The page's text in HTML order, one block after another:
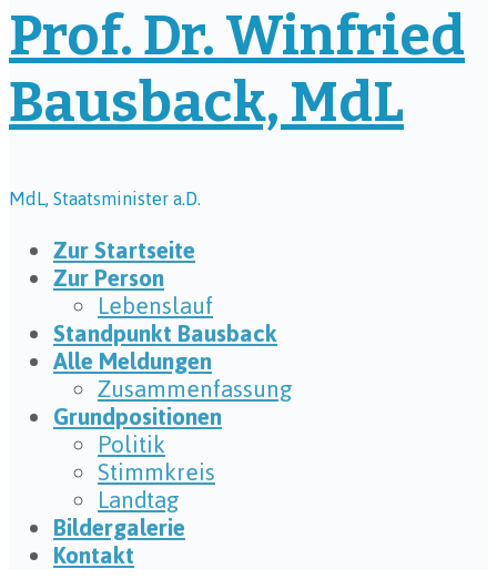
Prof. Dr. Winfried
Bausback, MdL
MdL, Staatsminister a.D.
Zur Startseite
Zur Person
Lebenslauf
Standpunkt Bausback
Alle Meldungen
Zusammenfassung
Grundpositionen
Politik
Stimmkreis
Landtag
Bildergalerie
Kontakt